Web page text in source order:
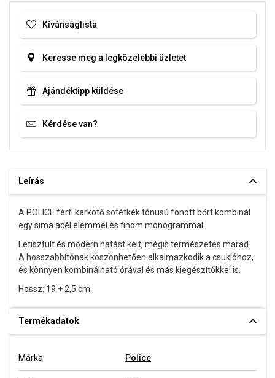
Kívánságlista
Keresse meg a legközelebbi üzletet
Ajándéktipp küldése
Kérdése van?
Leírás
A POLICE férfi karkötő sötétkék tónusú fonott bőrt kombinál
egy sima acél elemmel és finom monogrammal.
Letisztult és modern hatást kelt, mégis természetes marad.
A hosszabbítónak köszönhetően alkalmazkodik a csuklóhoz,
és könnyen kombinálható órával és más kiegészítőkkel is.
Hossz: 19 + 2,5 cm.
Termékadatok
Márka Police